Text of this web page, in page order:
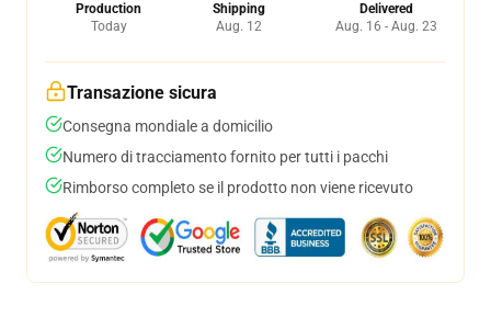
Production
Today
Shipping
Aug. 12
Delivered
Aug. 16 - Aug. 23
Transazione sicura
Consegna mondiale a domicilio
Numero di tracciamento fornito per tutti i pacchi
Rimborso completo se il prodotto non viene ricevuto